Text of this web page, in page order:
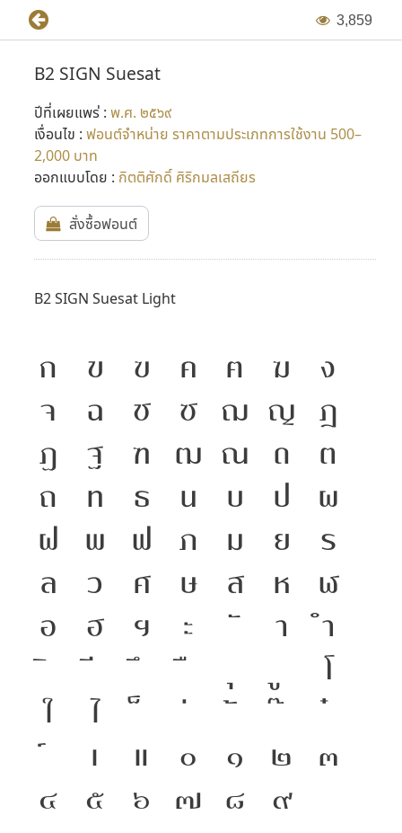
3,859
B2 SIGN Suesat
ปีที่เผยแพร่ : พ.ศ. ๒๕๖๙
เงื่อนไข : ฟอนต์จำหน่าย ราคาตามประเภทการใช้งาน 500–
2,000 บาท
ออกแบบโดย : กิตติศักดิ์ ศิริกมลเสถียร
สั่งซื้อฟอนต์
B2 SIGN Suesat Light
ก ข ฃ ค ฅ ฆ ง
จ ฉ ช ซ ฌ ญ ฎ
ฏ ฐ ฑ ฒ ณ ด ต
ถ ท ธ น บ ป ผ
ฝ พ ฟ ภ ม ย ร
ล ว ศ ษ ส ห ฬ
อ ฮ ฯ ะ า ำ
โ
ใ ไ
เ แ ๐ ๑ ๒ ๓
๔ ๕ ๖ ๗ ๘ ๙